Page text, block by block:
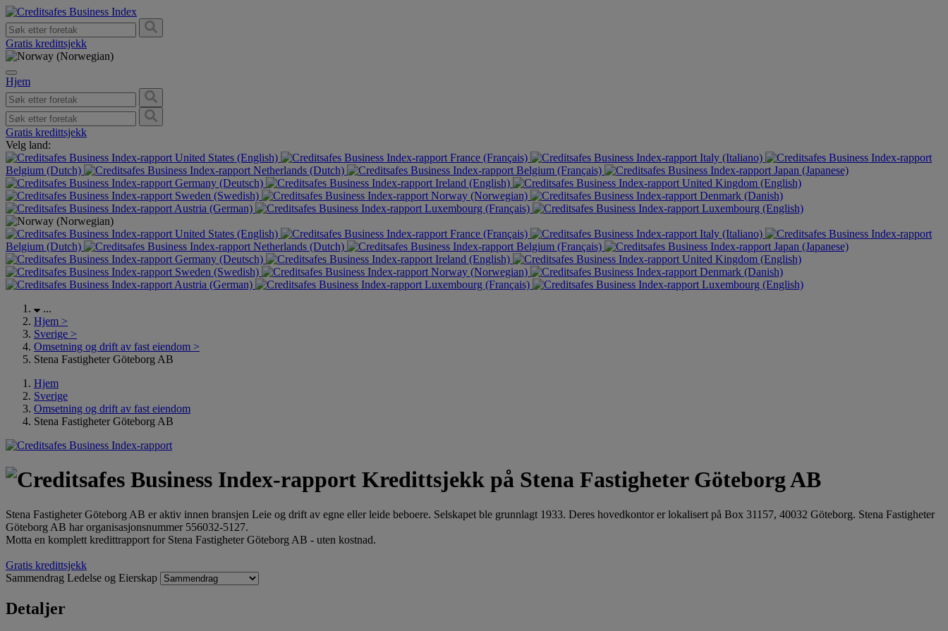
Gratis kredittsjekk
Hjem
Gratis kredittsjekk
Velg land:
United States (English)
France (Français)
Italy (Italiano)
Belgium (Dutch)
Netherlands (Dutch) Belgium (Français)
Japan (Japanese)
Germany (Deutsch)
Ireland (English)
United Kingdom (English)
Sweden (Swedish)
Norway (Norwegian)
Denmark (Danish)
Austria (German)
Luxembourg (Français) Luxembourg (English)
United States (English) France (Français)
Italy (Italiano)
Belgium (Dutch)
Netherlands (Dutch) Belgium (Français)
Japan (Japanese)
Germany (Deutsch)
Ireland (English)
United Kingdom (English)
Sweden (Swedish)
Norway (Norwegian)
Denmark (Danish)
Austria (German)
Luxembourg (Français)
Luxembourg (English)
...
Hjem >
Sverige >
Omsetning og drift av fast eiendom >
Stena Fastigheter Göteborg AB
Hjem
Sverige
Omsetning og drift av fast eiendom
Stena Fastigheter Göteborg AB
Kredittsjekk på Stena Fastigheter Göteborg AB
Stena Fastigheter Göteborg AB er aktiv innen bransjen Leie og drift av egne eller leide beboere. Selskapet ble grunnlagt 1933. Deres hovedkontor er lokalisert på Box 31157, 40032 Göteborg. Stena Fastigheter
Göteborg AB har organisasjonsnummer 556032-5127.
Motta en komplett kredittrapport for Stena Fastigheter Göteborg AB - uten kostnad.
Gratis kredittsjekk
Sammendrag Ledelse og Eierskap
Detaljer